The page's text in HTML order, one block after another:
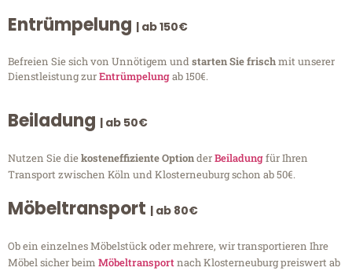
Entrümpelung | ab 150€
Befreien Sie sich von Unnötigem undstarten Sie frischmit unserer
Dienstleistung zurEntrümpelungab 150€.
Beiladung | ab 50€
Nutzen Sie diekosteneffiziente OptionderBeiladungfür Ihren
Transport zwischen Köln und Klosterneuburg schon ab 50€.
Möbeltransport | ab 80€
Ob ein einzelnes Möbelstück oder mehrere, wir transportieren Ihre
Möbel sicher beim Möbeltransportnach Klosterneuburg preiswert ab